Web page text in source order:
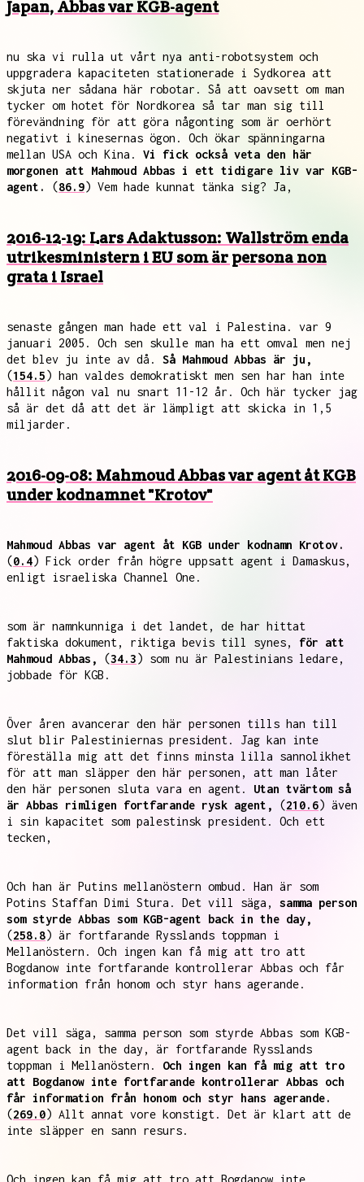
Japan, Abbas var KGB-agent
nu ska vi rulla ut vårt nya anti-robotsystem och
uppgradera kapaciteten stationerade i Sydkorea att
skjuta ner sådana här robotar. Så att oavsett om man
tycker om hotet för Nordkorea så tar man sig till
förevändning för att göra någonting som är oerhört
negativt i kinesernas ögon. Och ökar spänningarna
mellan USA och Kina. Vi fick också veta den här
morgonen att Mahmoud Abbas i ett tidigare liv var KGB-
agent.
(86.9) Vem hade kunnat tänka sig? Ja,
2016-12-19: Lars Adaktusson: Wallström enda
utrikesministern i EU som är persona non
grata i Israel
senaste gången man hade ett val i Palestina. var 9
januari 2005. Och sen skulle man ha ett omval men nej
det blev ju inte av då. Så Mahmoud Abbas är ju,
(154.5) han valdes demokratiskt men sen har han inte
hållit någon val nu snart 11-12 år. Och här tycker jag
så är det då att det är lämpligt att skicka in 1,5
miljarder.
2016-09-08: Mahmoud Abbas var agent åt KGB
under kodnamnet "Krotov"
Mahmoud Abbas var agent åt KGB under kodnamn Krotov.
(0.4) Fick order från högre uppsatt agent i Damaskus,
enligt israeliska Channel One.
som är namnkunniga i det landet, de har hittat
faktiska dokument, riktiga bevis till synes, för att
Mahmoud Abbas,
(34.3) som nu är Palestinians ledare,
jobbade för KGB.
Över åren avancerar den här personen tills han till
slut blir Palestiniernas president. Jag kan inte
föreställa mig att det finns minsta lilla sannolikhet
för att man släpper den här personen, att man låter
den här personen sluta vara en agent. Utan tvärtom så
är Abbas rimligen fortfarande rysk agent,
(210.6) även
i sin kapacitet som palestinsk president. Och ett
tecken,
Och han är Putins mellanöstern ombud. Han är som
Potins Staffan Dimi Stura. Det vill säga, samma person
som styrde Abbas som KGB-agent back in the day,
(258.8) är fortfarande Rysslands toppman i
Mellanöstern. Och ingen kan få mig att tro att
Bogdanow inte fortfarande kontrollerar Abbas och får
information från honom och styr hans agerande.
Det vill säga, samma person som styrde Abbas som KGB-
agent back in the day, är fortfarande Rysslands
toppman i Mellanöstern. Och ingen kan få mig att tro
att Bogdanow inte fortfarande kontrollerar Abbas och
får information från honom och styr hans agerande.
(269.0) Allt annat vore konstigt. Det är klart att de
inte släpper en sann resurs.
Och ingen kan få mig att tro att Bogdanow inte